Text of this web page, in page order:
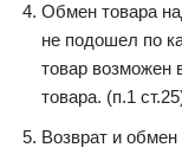
Обмен товара
не подошел по
товар возможен
товара. (п.1
Возврат и